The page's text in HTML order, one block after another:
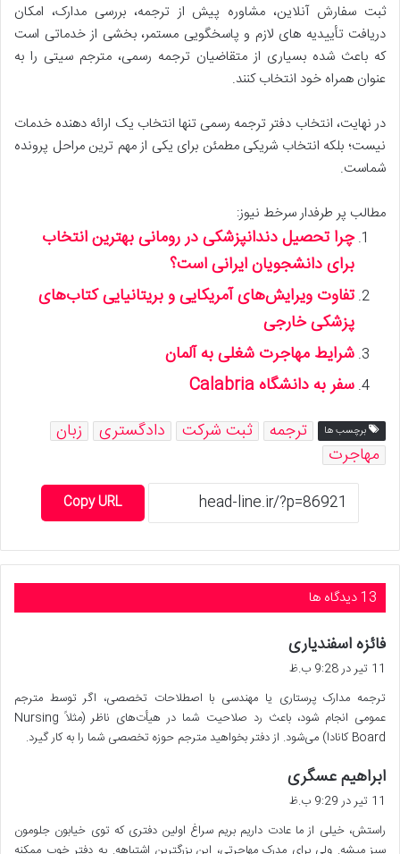
ثبت سفارش آنلاین، مشاوره پیش از ترجمه، بررسی مدارک، امکان
دریافت تأییدیه های لازم و پاسخگویی مستمر، بخشی از خدماتی است
که باعث شده بسیاری از متقاضیان ترجمه رسمی، مترجم سیتی را به
عنوان همراه خود انتخاب کنند.
در نهایت، انتخاب دفتر ترجمه رسمی تنها انتخاب یک ارائه دهنده خدمات
نیست؛ بلکه انتخاب شریکی مطمئن برای یکی از مهم ترین مراحل پرونده
شماست.
مطالب پر طرفدار سرخط نیوز:
چرا تحصیل دندانپزشکی در رومانی بهترین انتخاب
برای دانشجویان ایرانی است؟
تفاوت ویرایش‌های آمریکایی و بریتانیایی کتاب‌های
پزشکی خارجی
شرایط مهاجرت شغلی به آلمان
سفر به دانشگاه Calabria
برچسب ها ترجمه ثبت شرکت دادگستری
زبان
مهاجرت
Copy URL
‫13 دیدگاه ها
فائزه اسفندیاری
:
11 تیر در 9:28 ب.ظ
ترجمه مدارک پرستاری یا مهندسی با اصطلاحات تخصصی، اگر توسط مترجم
عمومی انجام شود، باعث رد صلاحیت شما در هیأت‌های ناظر (مثلاً Nursing
Board کانادا) می‌شود. از دفتر بخواهید مترجم حوزه تخصصی شما را به کار گیرد.
ابراهیم عسگری
:
11 تیر در 9:29 ب.ظ
راستش، خیلی از ما عادت داریم بریم سراغ اولین دفتری که توی خیابون جلومون